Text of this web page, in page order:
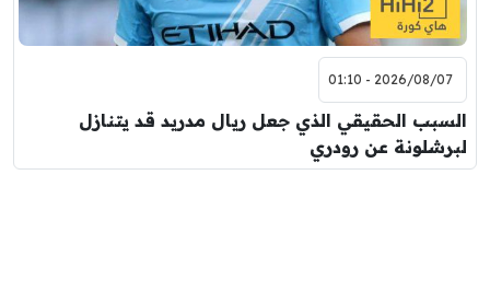
2026/08/07 - 01:10
السبب الحقيقي الذي جعل ريال مدريد قد يتنازل
لبرشلونة عن رودري